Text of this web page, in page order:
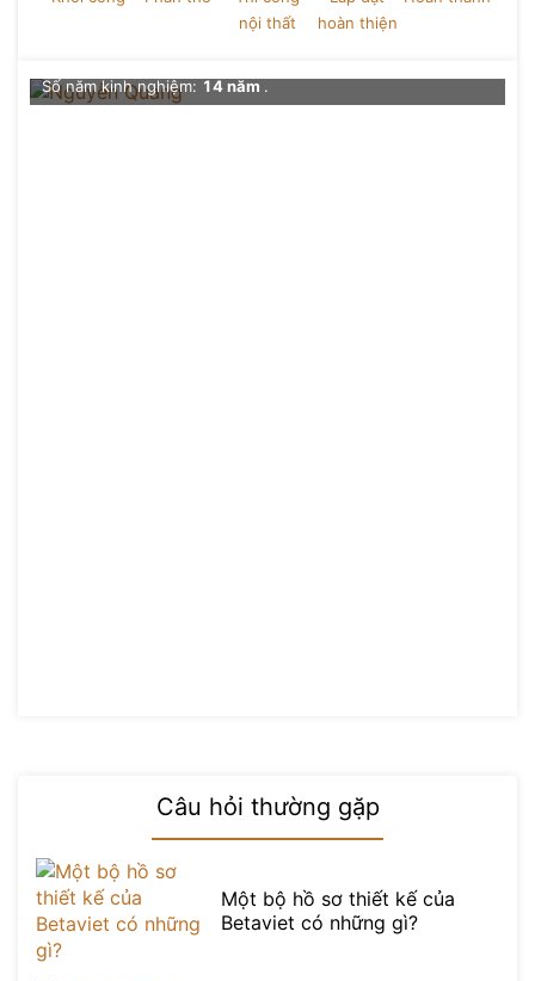
nội thất
hoàn thiện
: Giám đốc thiết kế Kiến trúc
Số năm kinh nghiệm: 14 năm .
Câu hỏi thường gặp
Một bộ hồ sơ thiết kế của
Betaviet có những gì?